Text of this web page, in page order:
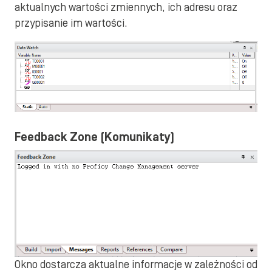
aktualnych wartości zmiennych, ich adresu oraz
przypisanie im wartości.
Feedback Zone (Komunikaty)
Okno dostarcza aktualne informacje w zależności od